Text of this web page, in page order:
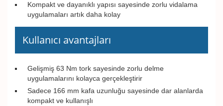
Kompakt ve dayanıklı yapısı sayesinde zorlu vidalama
uygulamaları artık daha kolay
Kullanıcı avantajları
Gelişmiş 63 Nm tork sayesinde zorlu delme
uygulamalarını kolayca gerçekleştirir
Sadece 166 mm kafa uzunluğu sayesinde dar alanlarda
kompakt ve kullanışlı